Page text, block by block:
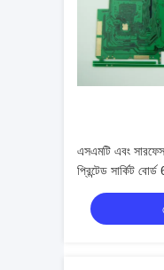
এসএমটি এবং সারফেস
প্রিন্টেড সার্কিট